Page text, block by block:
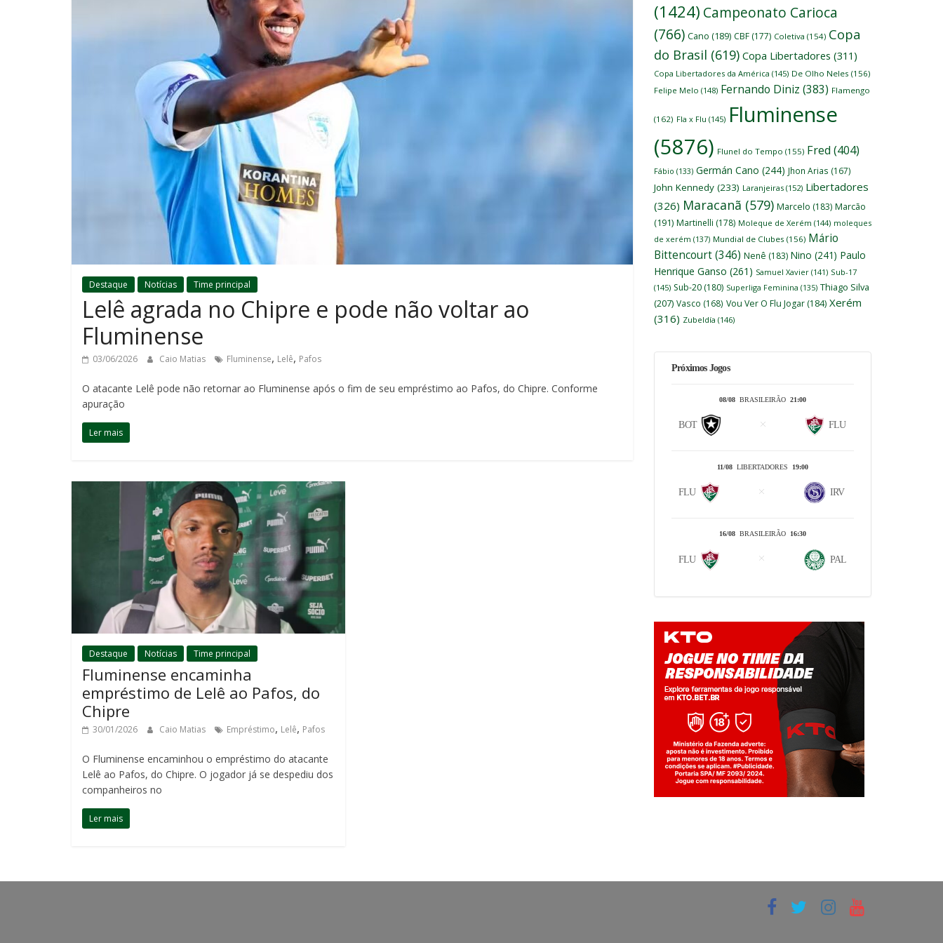
Destaque Notícias Time principal
Lelê agrada no Chipre e pode não voltar ao
Fluminense
03/06/2026 Caio Matias Fluminense, Lelê, Pafos
O atacante Lelê pode não retornar ao Fluminense após o fim de seu empréstimo ao Pafos, do Chipre. Conforme
apuração
Ler mais
Destaque Notícias Time principal
Fluminense encaminha
empréstimo de Lelê ao Pafos, do
Chipre
30/01/2026 Caio Matias Empréstimo, Lelê, Pafos
O Fluminense encaminhou o empréstimo do atacante
Lelê ao Pafos, do Chipre. O jogador já se despediu dos
companheiros no
Ler mais
(1424) Campeonato Carioca
(766) Cano (189) CBF (177) Coletiva (154) Copa
do Brasil (619) Copa Libertadores (311)
Copa Libertadores da América (145) De Olho Neles (156)
Felipe Melo (148) Fernando Diniz (383) Flamengo
(162) Fla x Flu (145) Fluminense
(5876) Flunel do Tempo (155) Fred (404)
Fábio (133) Germán Cano (244) Jhon Arias (167)
John Kennedy (233) Laranjeiras (152) Libertadores
(326) Maracanã (579) Marcelo (183) Marcão
(191) Martinelli (178) Moleque de Xerém (144) moleques
de xerém (137) Mundial de Clubes (156) Mário
Bittencourt(346) Nenê (183) Nino (241) Paulo
Henrique Ganso (261) Samuel Xavier (141) Sub-17
(145) Sub-20 (180) Superliga Feminina (135) Thiago Silva
(207) Vasco (168) Vou Ver O Flu Jogar (184) Xerém
(316) Zubeldía (146)
Próximos Jogos
08/08 BRASILEIRÃO 21:00
BOT FLU
11/08 LIBERTADORES 19:00
FLU IRV
16/08 BRASILEIRÃO 16:30
FLU PAL
Jogue com responsabilidade. 18+